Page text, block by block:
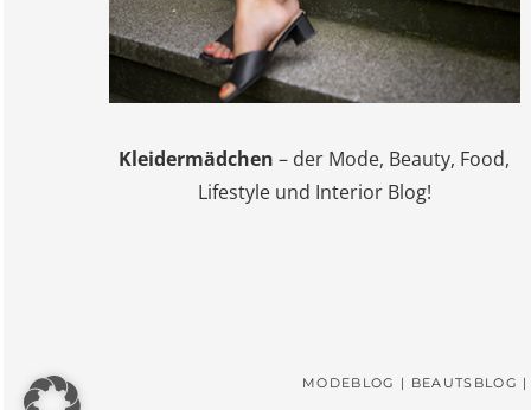
Kleidermädchen – der Mode, Beauty, Food,
Lifestyle und Interior Blog!
MODEBLOG | BEAUTSBLOG